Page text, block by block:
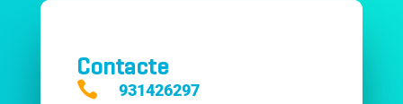
Contacte
 931426297